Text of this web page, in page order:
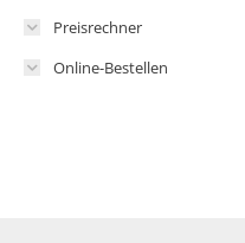
Preisrechner
Online-Bestellen